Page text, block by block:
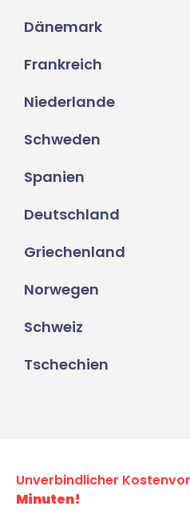
Dänemark
Frankreich
Niederlande
Schweden
Spanien
Deutschland
Griechenland
Norwegen
Schweiz
Tschechien
Unverbindlicher
Minuten!